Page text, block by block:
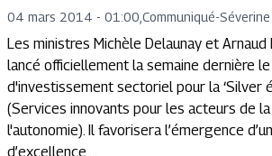
04 mars 2014 - 01:00 Communiqué-
Les ministres Michèle Delaunay et
lancé officiellement la semaine dernière
d'investissement sectoriel pour la ‘Silver
(Services innovants pour les acteurs de
l'autonomie). Il favorisera l’émergence
d’excellence....